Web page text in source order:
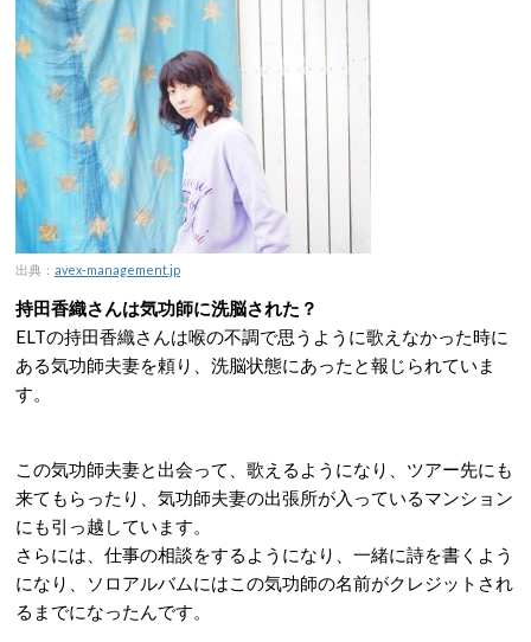
出典： avex-management.jp
持田香織さんは気功師に洗脳された？
ELTの持田香織さんは喉の不調で思うように歌えなかった時に
ある気功師夫妻を頼り、洗脳状態にあったと報じられていま
す。
この気功師夫妻と出会って、歌えるようになり、ツアー先にも
来てもらったり、気功師夫妻の出張所が入っているマンション
にも引っ越しています。
さらには、仕事の相談をするようになり、一緒に詩を書くよう
になり、ソロアルバムにはこの気功師の名前がクレジットされ
るまでになったんです。